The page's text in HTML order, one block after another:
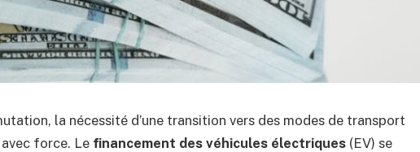
la nécessité d’une transition vers des modes de transport
force. Le financement des véhicules électriques (EV) se